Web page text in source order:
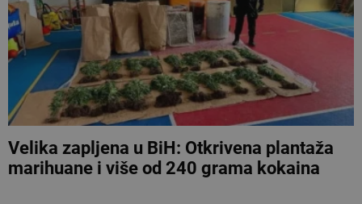
Velika zapljena u BiH: Otkrivena plantaža
marihuane i više od 240 grama kokaina